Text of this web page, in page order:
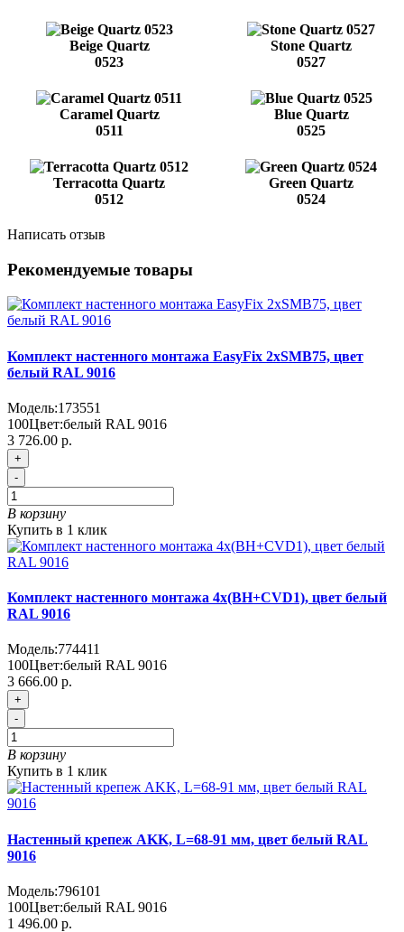
Beige Quartz
0523
Stone Quartz
0527
Caramel Quartz
0511
Blue Quartz
0525
Terracotta Quartz
0512
Green Quartz
0524
Написать отзыв
Рекомендуемые товары
Комплект настенного монтажа EasyFix 2хSMB75, цвет
белый RAL 9016
Модель:173551
100Цвет:белый RAL 9016
3 726.00 р.
+
-
В корзину
Купить в 1 клик
Комплект настенного монтажа 4х(BH+CVD1), цвет белый
RAL 9016
Модель:774411
100Цвет:белый RAL 9016
3 666.00 р.
+
-
В корзину
Купить в 1 клик
Настенный крепеж AKK, L=68-91 мм, цвет белый RAL
9016
Модель:796101
100Цвет:белый RAL 9016
1 496.00 р.